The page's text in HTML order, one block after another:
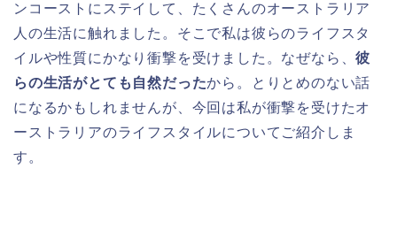
ンコーストにステイして、たくさんのオーストラリア
人の生活に触れました。そこで私は彼らのライフスタ
イルや性質にかなり衝撃を受けました。なぜなら、彼
らの生活がとても自然だったから。とりとめのない話
になるかもしれませんが、今回は私が衝撃を受けたオ
ーストラリアのライフスタイルについてご紹介しま
す。